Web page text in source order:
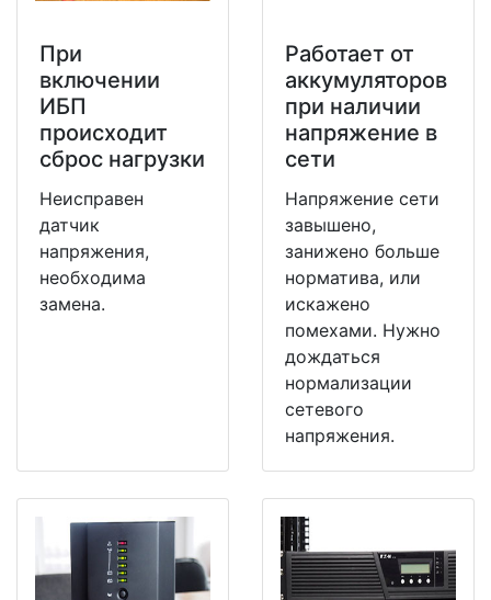
При
включении
ИБП
происходит
сброс нагрузки
Неисправен
датчик
напряжения,
необходима
замена.
Работает от
аккумуляторов
при наличии
напряжение в
сети
Напряжение сети
завышено,
занижено больше
норматива, или
искажено
помехами. Нужно
дождаться
нормализации
сетевого
напряжения.